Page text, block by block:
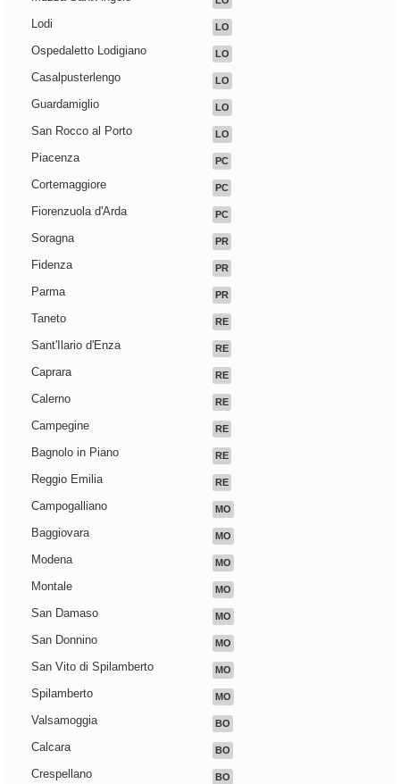
Lodi LO
Ospedaletto Lodigiano LO
Casalpusterlengo LO
Guardamiglio LO
San Rocco al Porto LO
Piacenza PC
Cortemaggiore PC
Fiorenzuola d'Arda PC
Soragna PR
Fidenza PR
Parma PR
Taneto RE
Sant'Ilario d'Enza RE
Caprara RE
Calerno RE
Campegine RE
Bagnolo in Piano RE
Reggio Emilia RE
Campogalliano MO
Baggiovara MO
Modena MO
Montale MO
San Damaso MO
San Donnino MO
San Vito di Spilamberto MO
Spilamberto MO
Valsamoggia BO
Calcara BO
Crespellano BO